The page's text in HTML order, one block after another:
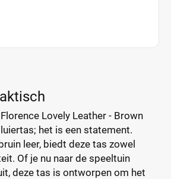
Lovely Leather - Brown
het is een statement.
leer, biedt deze tas zowel
Of je nu naar de speeltuin
deze tas is ontworpen om het